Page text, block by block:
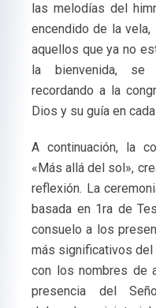
las melodías del
encendido de la
aquellos que ya no
la bienvenida,
recordando a la
Dios y su guía en
A continuación, la
«Más allá del sol»,
reflexión. La
basada en 1ra de
consuelo a los
más significativos
con los nombres de
presencia del